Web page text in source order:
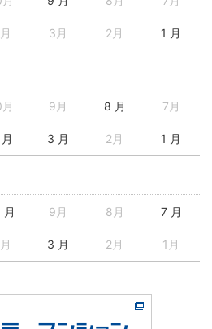
3月 2月 1 月
9月 8 月 7月
3 月 2月 1 月
月 9月 8月 7 月
3 月 2月 1月